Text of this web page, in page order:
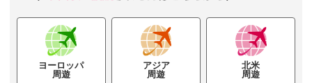
ヨーロッパ
周遊
アジア
周遊
北米
周遊